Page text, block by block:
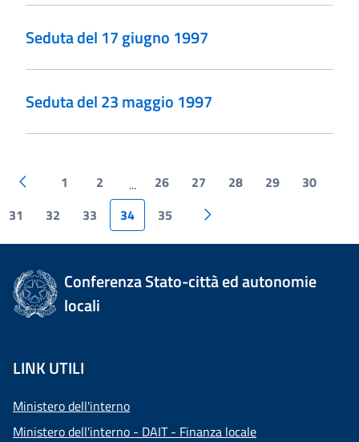
Seduta del 17 giugno 1997
Seduta del 23 maggio 1997
1 2 ... 26 27 28 29
30
31
32 33 34 35
Conferenza Stato-città ed autonomie
locali
LINK UTILI
Ministero dell'interno
Ministero dell'interno - DAIT - Finanza locale